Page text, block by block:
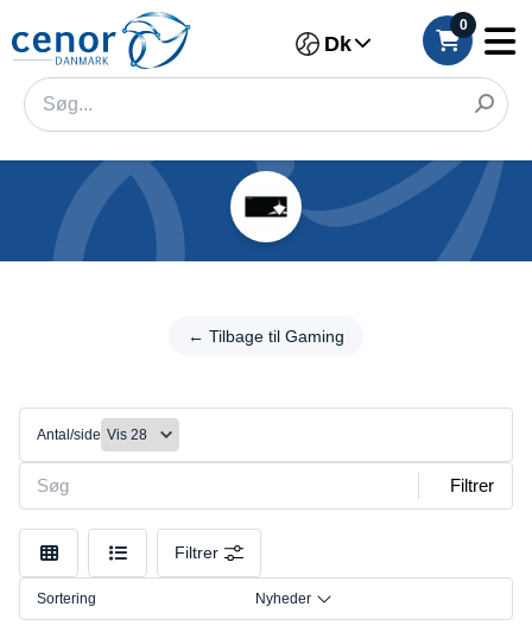
Dk
0
← Tilbage til Gaming
Kategorier
Musemåtter
Filter
Model
Farve
Størrelse
Antal/side
Filtrer
Filtrer
Sortering Nyheder